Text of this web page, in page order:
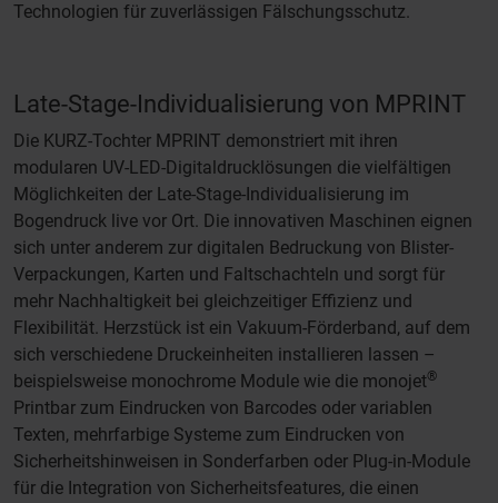
Technologien für zuverlässigen Fälschungsschutz.
Late-Stage-Individualisierung von MPRINT
Die KURZ-Tochter MPRINT demonstriert mit ihren
modularen UV-LED-Digitaldrucklösungen die vielfältigen
Möglichkeiten der Late-Stage-Individualisierung im
Bogendruck live vor Ort. Die innovativen Maschinen eignen
sich unter anderem zur digitalen Bedruckung von Blister-
Verpackungen, Karten und Faltschachteln und sorgt für
mehr Nachhaltigkeit bei gleichzeitiger Effizienz und
Flexibilität. Herzstück ist ein Vakuum-Förderband, auf dem
sich verschiedene Druckeinheiten installieren lassen –
beispielsweise monochrome Module wie die monojet®
Printbar zum Eindrucken von Barcodes oder variablen
Texten, mehrfarbige Systeme zum Eindrucken von
Sicherheitshinweisen in Sonderfarben oder Plug-in-Module
für die Integration von Sicherheitsfeatures, die einen